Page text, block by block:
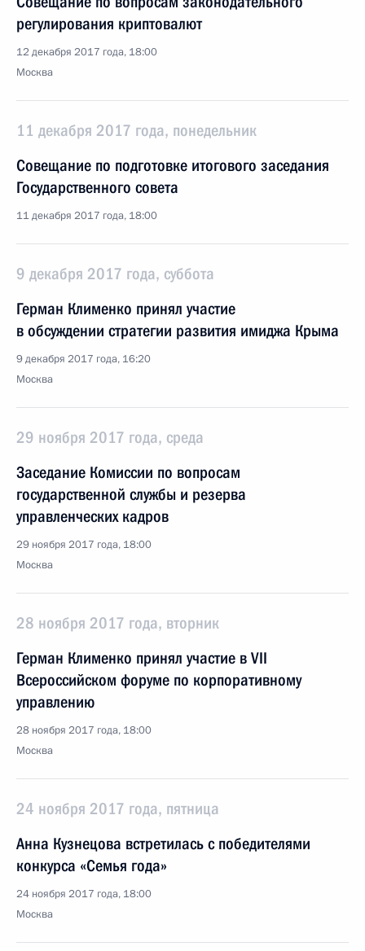
регулирования криптовалют
12 декабря 2017 года, 18:00
Москва
11 декабря 2017 года, понедельник
Совещание по подготовке итогового заседания
Государственного совета
11 декабря 2017 года, 18:00
9 декабря 2017 года, суббота
Герман Клименко принял участие
в обсуждении стратегии развития имиджа Крыма
9 декабря 2017 года, 16:20
Москва
29 ноября 2017 года, среда
Заседание Комиссии по вопросам
государственной службы и резерва
управленческих кадров
29 ноября 2017 года, 18:00
Москва
28 ноября 2017 года, вторник
Герман Клименко принял участие в VII
Всероссийском форуме по корпоративному
управлению
28 ноября 2017 года, 18:00
Москва
24 ноября 2017 года, пятница
Анна Кузнецова встретилась с победителями
конкурса «Семья года»
24 ноября 2017 года, 18:00
Москва